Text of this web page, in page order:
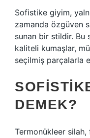
Sofistike giyim,
zamanda özgüven
sunan bir stildir. Bu
kaliteli kumaşlar,
seçilmiş parçalarla
DEMEK?
Termonükleer